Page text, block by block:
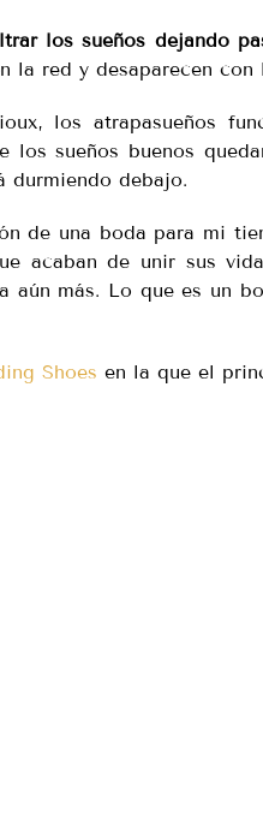
los sueños dejando
la red y desaparecen
los atrapasueños
los sueños buenos
durmiendo debajo.
de una boda para mi
acaban de unir sus
aún más. Lo que es un
Shoes en la que el